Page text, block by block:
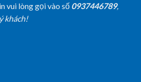
vui lòng gọi vào số 0937446789,
khách!